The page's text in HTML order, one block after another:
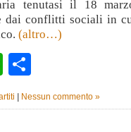
tenutasi il 18
dai conflitti sociali in
(altro…)
WhatsApp
Nessun commento »